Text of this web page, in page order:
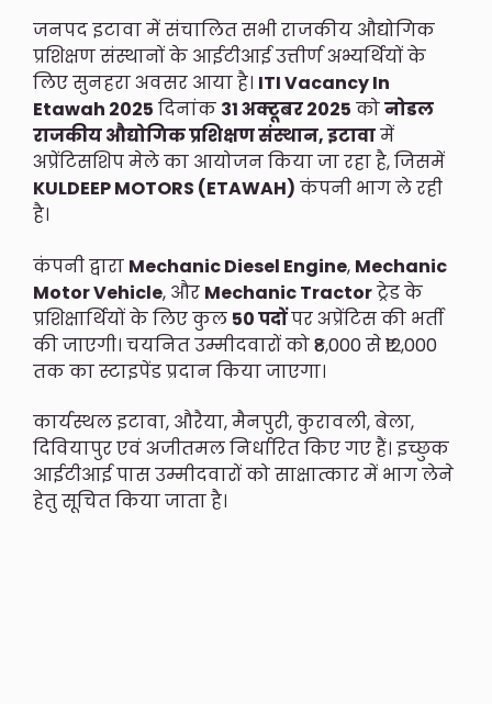
जनपद इटावा में संचालित सभी राजकीय औद्योगिक
प्रशिक्षण संस्थानों के आईटीआई उत्तीर्ण अभ्यर्थियों के
लिए सुनहरा अवसर आया है। ITI Vacancy In
Etawah 2025 दिनांक 31 अक्टूबर 2025 कोनोडल
राजकीय औद्योगिक प्रशिक्षण संस्थान, इटावामें
अप्रेंटिसशिप मेले का आयोजन किया जा रहा है, जिसमें
KULDEEP MOTORS (ETAWAH) कंपनी भाग ले रही
है।
कंपनी द्वारा Mechanic Diesel Engine, Mechanic
Motor Vehicle, और Mechanic Tractorट्रेड के
प्रशिक्षार्थियों के लिए कुल 50 पदोंपर अप्रेंटिस की भर्ती
की जाएगी। चयनित उम्मीदवारों को ₹8,000 से ₹12,000
तक का स्टाइपेंड प्रदान किया जाएगा।
कार्यस्थल इटावा, औरैया, मैनपुरी, कुरावली, बेला,
दिवियापुर एवं अजीतमल निर्धारित किए गए हैं। इच्छुक
आईटीआई पास उम्मीदवारों को साक्षात्कार में भाग लेने
हेतु सूचित किया जाता है।